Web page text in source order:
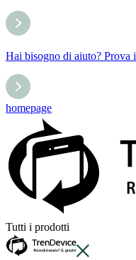
Hai bisogno di aiuto? Prova
homepage
Tutti i prodotti